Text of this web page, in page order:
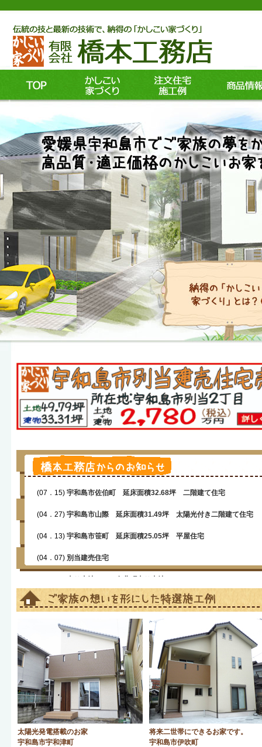
(07．15) 宇和島市佐伯町 延床面積32.68坪 二階建て住宅
(04．27) 宇和島市山際 延床面積31.49坪 太陽光付き二階建て住宅
(04．13) 宇和島市笹町 延床面積25.05坪 平屋住宅
(04．07) 別当建売住宅
太陽光発電搭載のお家
宇和島市宇和津町
将来二世帯にできるお家です。
宇和島市伊吹町